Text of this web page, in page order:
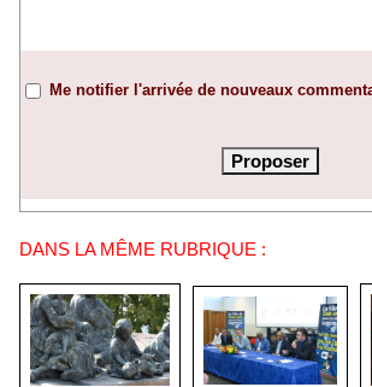
Me notifier l'arrivée de nouveaux
DANS LA MÊME RUBRIQUE :